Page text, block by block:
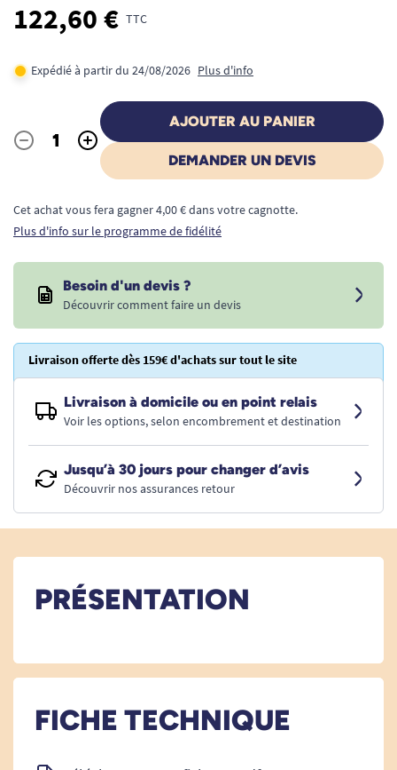
122,60 € TTC
Expédié à partir du 24/08/2026 Plus d'info
Quantité
- +
AJOUTER AU PANIER
DEMANDER UN DEVIS
Cet achat vous fera gagner 4,00 € dans votre cagnotte.
Plus d'info sur le programme de fidélité
Besoin d'un devis ?
Découvrir comment faire un devis
Livraison offerte dès 159€ d'achats sur tout le site
Livraison à domicile ou en point relais
Voir les options, selon encombrement et destination
Jusqu’à 30 jours pour changer d’avis
Découvrir nos assurances retour
PRÉSENTATION
FICHE TECHNIQUE